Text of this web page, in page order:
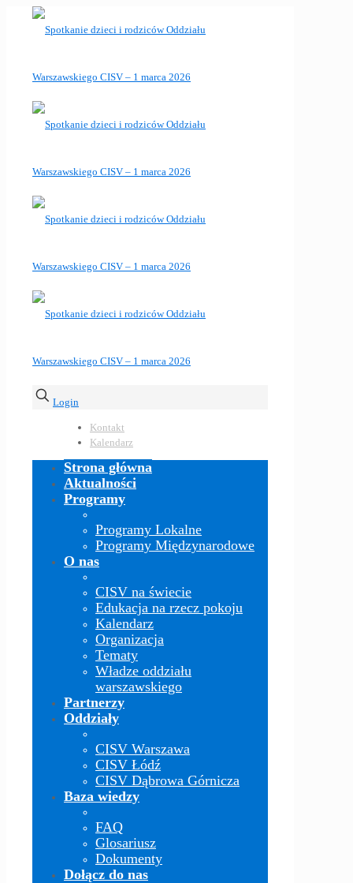
Login
Kontakt
Kalendarz
Strona główna
Aktualności
Programy
Programy Lokalne
Programy Międzynarodowe
O nas
CISV na świecie
Edukacja na rzecz pokoju
Kalendarz
Organizacja
Tematy
Władze oddziału
warszawskiego
Partnerzy
Oddziały
CISV Warszawa
CISV Łódź
CISV Dąbrowa Górnicza
Baza wiedzy
FAQ
Glosariusz
Dokumenty
Dołącz do nas